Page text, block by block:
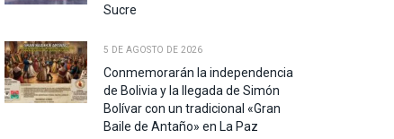
Sucre
5 DE AGOSTO DE 2026
Conmemorarán la independencia
de Bolivia y la llegada de Simón
Bolívar con un tradicional «Gran
Baile de Antaño» en La Paz